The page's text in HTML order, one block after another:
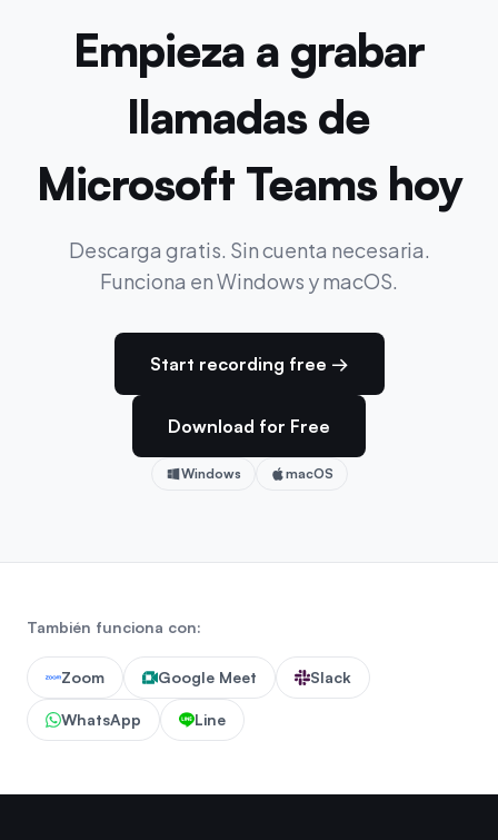
Empieza a grabar
llamadas de
Microsoft Teams hoy
Descarga gratis. Sin cuenta necesaria.
Funciona en Windows y macOS.
Start recording free →
Download for Free
Windows macOS
También funciona con:
Zoom Google Meet Slack
WhatsApp Line